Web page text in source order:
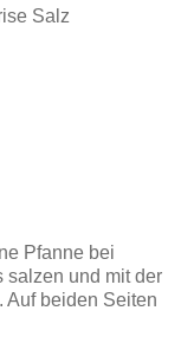
Salz
Pfanne bei
salzen und mit der
Auf beiden Seiten